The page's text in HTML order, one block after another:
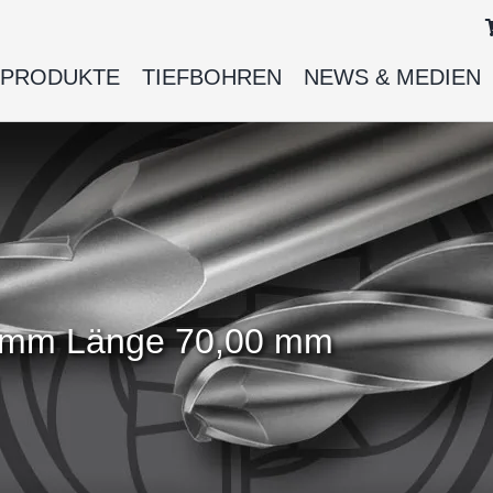
PRODUKTE TIEFBOHREN NEWS & MEDIEN
Länge 70,00 mm